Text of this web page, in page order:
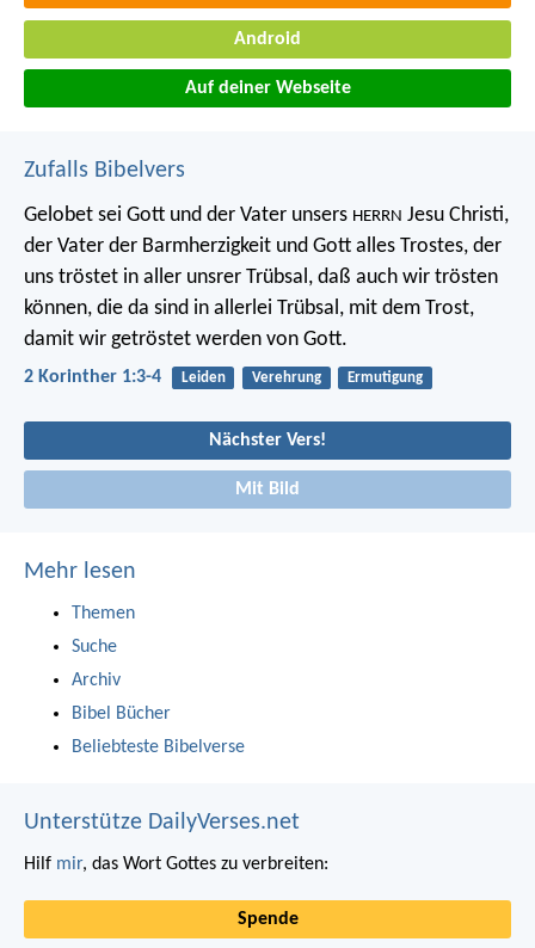
Android
Auf deiner Webseite
Zufalls Bibelvers
Gelobet sei Gott und der Vater unsers HERRN Jesu Christi,
der Vater der Barmherzigkeit und Gott alles Trostes, der
uns tröstet in aller unsrer Trübsal, daß auch wir trösten
können, die da sind in allerlei Trübsal, mit dem Trost,
damit wir getröstet werden von Gott.
2 Korinther 1:3-4 Leiden Verehrung Ermutigung
Nächster Vers!
Mit Bild
Mehr lesen
Themen
Suche
Archiv
Bibel Bücher
Beliebteste Bibelverse
Unterstütze DailyVerses.net
Hilf mir, das Wort Gottes zu verbreiten:
Spende